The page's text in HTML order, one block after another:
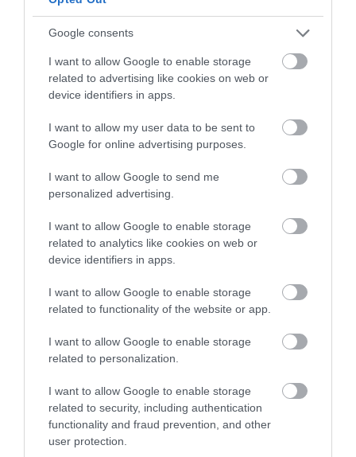
Google consents
I want to allow Google to enable storage
related to advertising like cookies on web or
device identifiers in apps.
I want to allow my user data to be sent to
Google for online advertising purposes.
I want to allow Google to send me
personalized advertising.
I want to allow Google to enable storage
related to analytics like cookies on web or
device identifiers in apps.
I want to allow Google to enable storage
related to functionality of the website or app.
I want to allow Google to enable storage
related to personalization.
I want to allow Google to enable storage
related to security, including authentication
functionality and fraud prevention, and other
user protection.
Στήριξη του Κέντρου Υγείας Ιστιαιας από
τον Δημήτρη Διαμαντόπουλο
Άνδρας έβαλε πάλι φωτιά στην Εύβοια και
το πλήρωσε ακριβά